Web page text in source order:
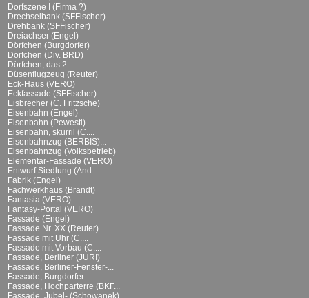
Dorfszene I (Firma ?)
Drechselbank (SFFischer)
Drehbank (SFFischer)
Dreiachser (Engel)
Dörfchen (Burgdorfer)
Dörfchen (Div. BRD)
Dörfchen, das 2....
Düsenflugzeug (Reuter)
Eck-Haus (VERO)
Eckfassade (SFFischer)
Eisbrecher (C. Fritzsche)
Eisenbahn (Engel)
Eisenbahn (Pewesti)
Eisenbahn, skurril (C....
Eisenbahnzug (BERBIS)...
Eisenbahnzug (Volksbetrieb)
Elementar-Fassade (VERO)
Entwurf Siedlung (And....
Fabrik (Engel)
Fachwerkhaus (Brandt)
Fantasia (VERO)
Fantasy-Portal (VERO)
Fassade (Engel)
Fassade Nr. XX (Reuter)
Fassade mit Uhr (C....
Fassade mit Vorbau (C....
Fassade, Berliner (JURI)
Fassade, Berliner-Fenster-...
Fassade, Burgdorfer...
Fassade, Hochparterre (BKF...
Fassade, Jubel- (Schowanek)